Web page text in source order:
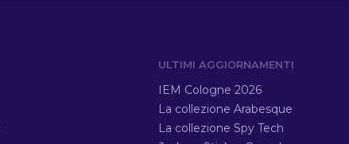
ULTIMI AGGIORNAMENTI
IEM Cologne 2026
La collezione Arabesque
La collezione Spy Tech